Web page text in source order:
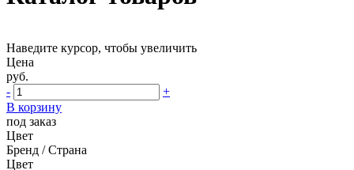
Наведите курсор, чтобы увеличить
Цена
руб.
-
+
В корзину
под заказ
Цвет
Бренд / Страна
Цвет